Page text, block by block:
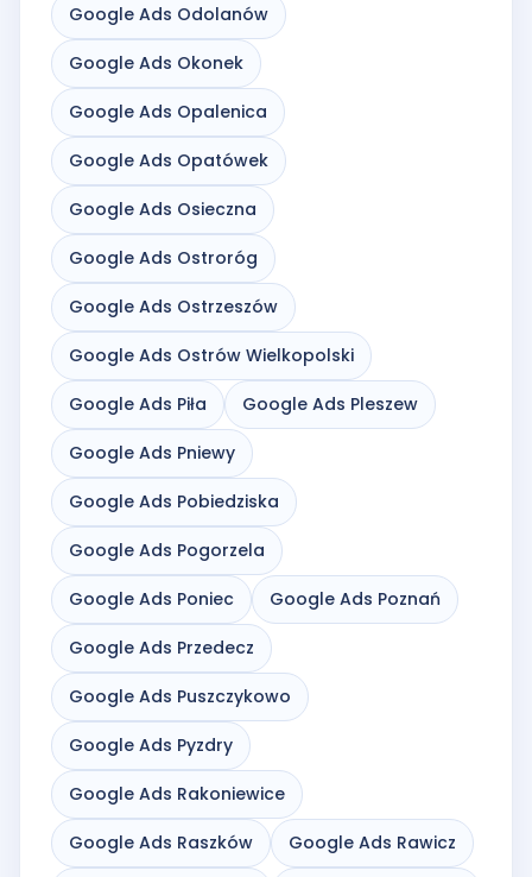
Google Ads Odolanów
Google Ads Okonek
Google Ads Opalenica
Google Ads Opatówek
Google Ads Osieczna
Google Ads Ostroróg
Google Ads Ostrzeszów
Google Ads Ostrów Wielkopolski
Google Ads Piła Google Ads Pleszew
Google Ads Pniewy
Google Ads Pobiedziska
Google Ads Pogorzela
Google Ads Poniec Google Ads Poznań
Google Ads Przedecz
Google Ads Puszczykowo
Google Ads Pyzdry
Google Ads Rakoniewice
Google Ads Raszków Google Ads Rawicz